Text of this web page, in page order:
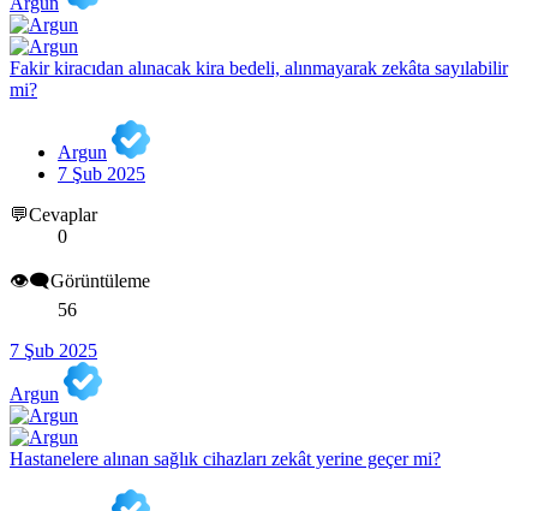
Fakir kiracıdan alınacak kira bedeli, alınmayarak zekâta sayılabilir
mi?
Argun
7 Şub 2025
💬Cevaplar
0
👁️‍🗨️Görüntüleme
56
7 Şub 2025
Argun
Hastanelere alınan sağlık cihazları zekât yerine geçer mi?